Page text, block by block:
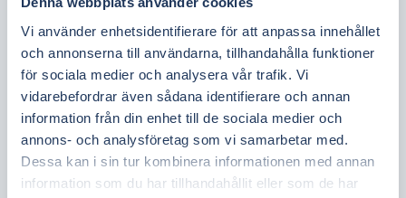
Vi använder enhetsidentifierare för att anpassa innehållet
och annonserna till användarna, tillhandahålla funktioner
för sociala medier och analysera vår trafik. Vi
vidarebefordrar även sådana identifierare och annan
information från din enhet till de sociala medier och
annons- och analysföretag som vi samarbetar med.
Dessa kan i sin tur kombinera informationen med annan
information som du har tillhandahållit eller som de har
annat av elproduktion från kärnkraft,
vattenkraft och vind i Mellansverige, samt
kapaciteten att överföra el från norra Sverige.
Genom att följa elpriset dag för dag får du
bättre kontroll över din elkostnad.
Vill du se vilka elavtal som passar bäst i